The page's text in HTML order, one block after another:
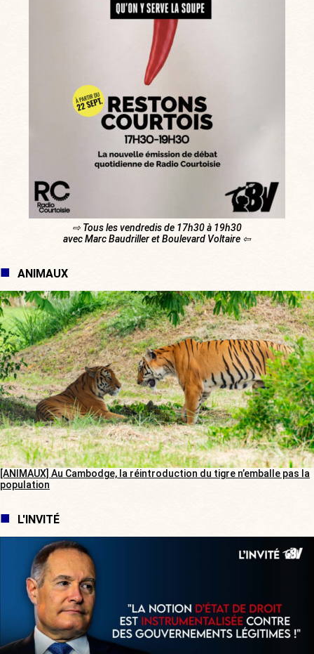
⇨ Tous les vendredis de 17h30 à 19h30
avec Marc Baudriller et Boulevard Voltaire ⇦
ANIMAUX
[ANIMAUX] Au Cambodge, la réintroduction du tigre n’emballe pas la
population
L'INVITÉ